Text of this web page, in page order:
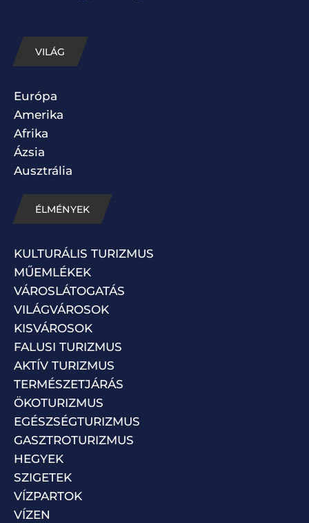
VILÁG
Európa
Amerika
Afrika
Ázsia
Ausztrália
ÉLMÉNYEK
KULTURÁLIS TURIZMUS
MŰEMLÉKEK
VÁROSLÁTOGATÁS
VILÁGVÁROSOK
KISVÁROSOK
FALUSI TURIZMUS
AKTÍV TURIZMUS
TERMÉSZETJÁRÁS
ÖKOTURIZMUS
EGÉSZSÉGTURIZMUS
GASZTROTURIZMUS
HEGYEK
SZIGETEK
VÍZPARTOK
VÍZEN